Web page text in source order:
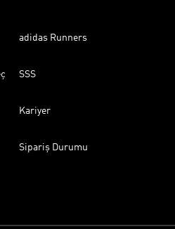
adidas Runners
SSS
Kariyer
Sipariş Durumu